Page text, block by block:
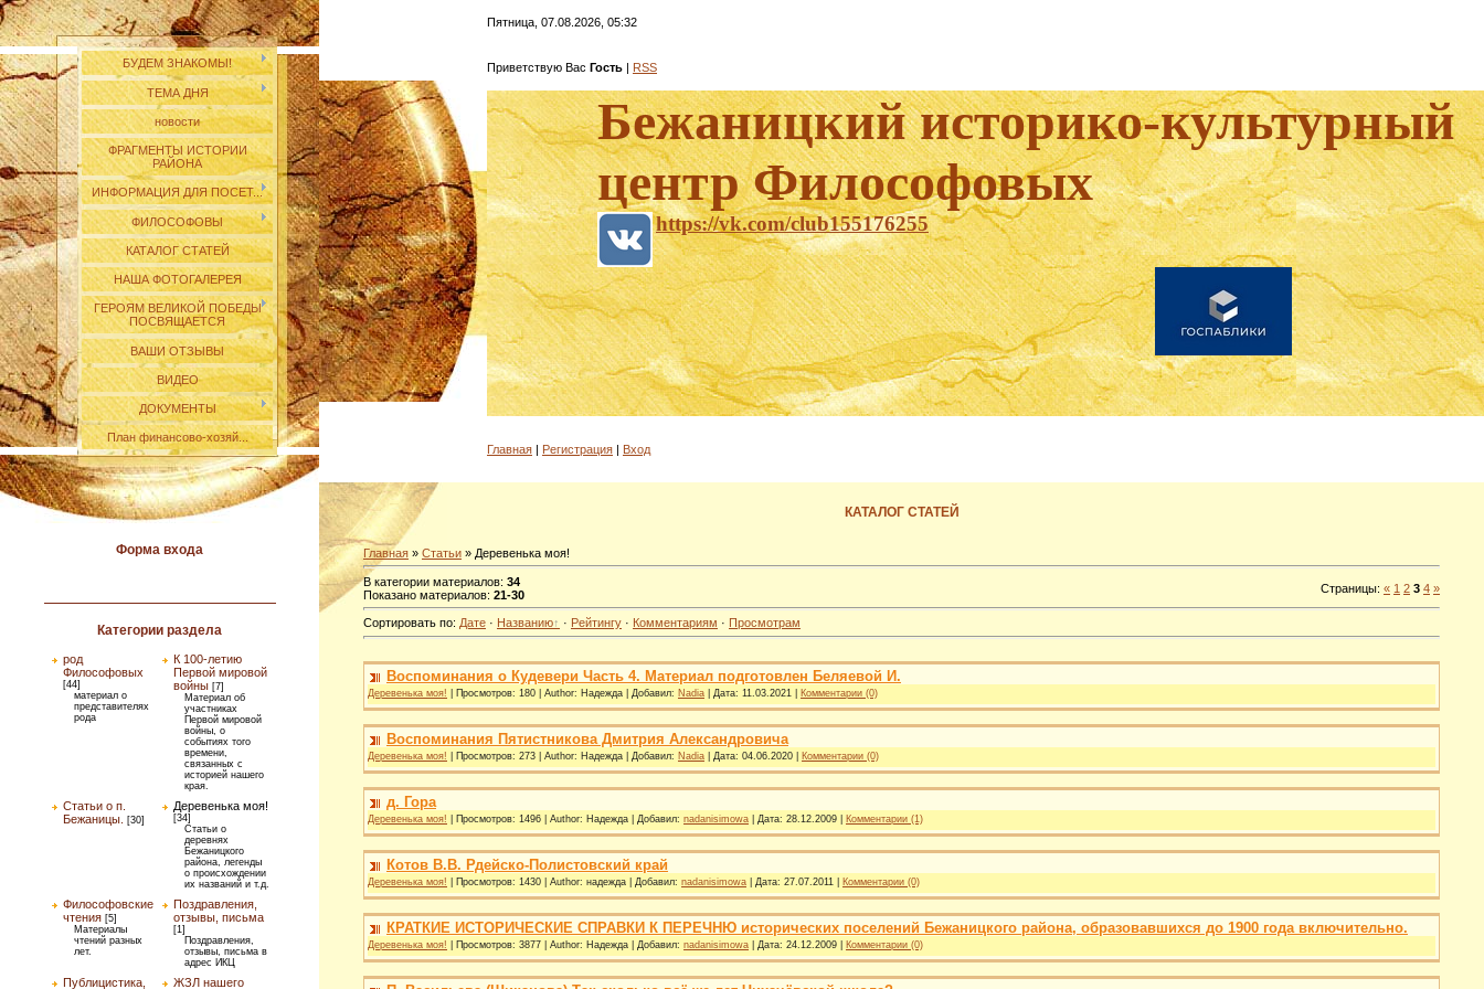
БУДЕМ ЗНАКОМЫ!
ТЕМА ДНЯ
новости
ФРАГМЕНТЫ ИСТОРИИ
РАЙОНА
ИНФОРМАЦИЯ ДЛЯ ПОСЕТ...
ФИЛОСОФОВЫ
КАТАЛОГ СТАТЕЙ
НАША ФОТОГАЛЕРЕЯ
ГЕРОЯМ ВЕЛИКОЙ ПОБЕДЫ
ПОСВЯЩАЕТСЯ
ВАШИ ОТЗЫВЫ
ВИДЕО
ДОКУМЕНТЫ
План финансово-хозяй...
Форма входа
Категории раздела
род
Философовых
[44]
материал о
представителях
рода
К 100-летию
Первой мировой
войны [7]
Материал об
участниках
Первой мировой
войны, о
событиях того
времени,
связанных с
историей нашего
края.
Статьи о п.
Бежаницы.
[30]
Деревенька моя!
[34]
Статьи о
деревнях
Бежаницкого
района, легенды
о происхождении
их названий и т.д.
Философовские
чтения [5]
Материалы
чтений разных
лет.
Поздравления,
отзывы, письма
[1]
Поздравления,
отзывы, письма в
адрес ИКЦ
Публицистика,
ЖЗЛ нашего
Пятница, 07.08.2026, 05:32
Приветствую Вас Гость | RSS
Бежаницкий историко-культурный
центр Философовых
https://vk.com/club155176255
Главная | Регистрация | Вход
КАТАЛОГ СТАТЕЙ
Главная » Статьи » Деревенька моя!
В категории материалов: 34
Показано материалов: 21-30 Страницы: « 1 2 3 4 »
Сортировать по: Дате · Названию · Рейтингу · Комментариям · Просмотрам
Воспоминания о Кудевери Часть 4. Материал подготовлен Беляевой И.
Деревенька моя! Просмотров: 180 Author: Надежда Добавил: Nadia Дата: 11.03.2021 Комментарии (0)
Воспоминания Пятистникова Дмитрия Александровича
Деревенька моя! Просмотров: 273 Author: Надежда Добавил: Nadia Дата: 04.06.2020 Комментарии (0)
д. Гора
Деревенька моя! Просмотров: 1496 Author: Надежда Добавил: nadanisimowa Дата: 28.12.2009 Комментарии (1)
Котов В.В. Рдейско-Полистовский край
Деревенька моя! Просмотров: 1430 Author: надежда Добавил: nadanisimowa Дата: 27.07.2011 Комментарии (0)
КРАТКИЕ ИСТОРИЧЕСКИЕ СПРАВКИ К ПЕРЕЧНЮ исторических поселений Бежаницкого района, образовавшихся до 1900 года включительно.
Деревенька моя! Просмотров: 3877 Author: Надежда Добавил: nadanisimowa Дата: 24.12.2009 Комментарии (0)